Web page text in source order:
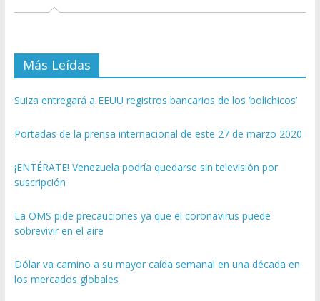
Más Leídas
Suiza entregará a EEUU registros bancarios de los ‘bolichicos’
Portadas de la prensa internacional de este 27 de marzo 2020
¡ENTÉRATE! Venezuela podría quedarse sin televisión por
suscripción
La OMS pide precauciones ya que el coronavirus puede
sobrevivir en el aire
Dólar va camino a su mayor caída semanal en una década en
los mercados globales